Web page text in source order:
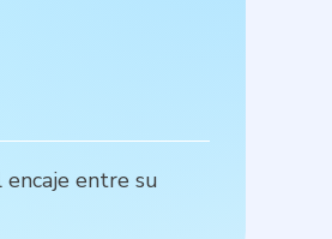
entre su